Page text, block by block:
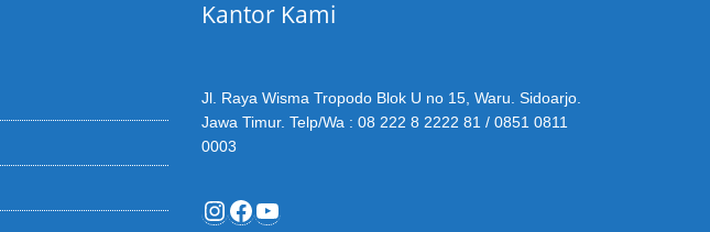
Kantor Kami
Jl. Raya Wisma Tropodo Blok U no 15, Waru. Sidoarjo.
Jawa Timur. Telp/Wa : 08 222 8 2222 81 / 0851 0811
0003
Instagram
Facebook
YouTube